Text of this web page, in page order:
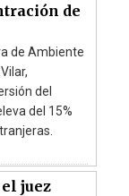
de
de Ambiente
del
del 15%
juez